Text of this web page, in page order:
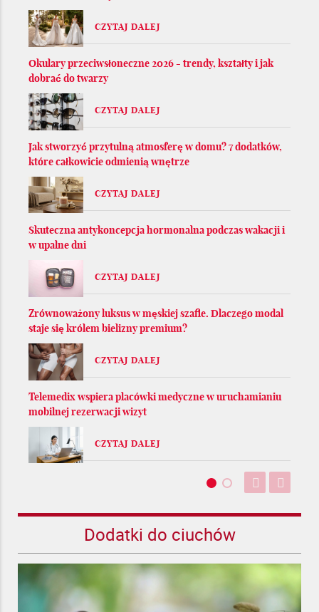
CZYTAJ DALEJ
Okulary przeciwsłoneczne 2026 - trendy, kształty i jak
dobrać do twarzy
CZYTAJ DALEJ
Jak stworzyć przytulną atmosferę w domu? 7 dodatków,
które całkowicie odmienią wnętrze
CZYTAJ DALEJ
Skuteczna antykoncepcja hormonalna podczas wakacji i
w upalne dni
CZYTAJ DALEJ
Zrównoważony luksus w męskiej szafie. Dlaczego modal
staje się królem bielizny premium?
CZYTAJ DALEJ
Telemedix wspiera placówki medyczne w uruchamianiu
mobilnej rezerwacji wizyt
CZYTAJ DALEJ
Dodatki do ciuchów